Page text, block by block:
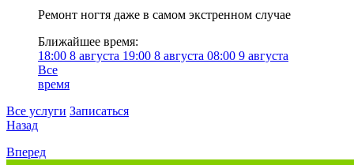
Ремонт ногтя даже в самом экстренном случае
Ближайшее время:
18:00 8 августа 19:00 8 августа 08:00 9 августа
Все
время
Все услуги Записаться
Назад
Вперед